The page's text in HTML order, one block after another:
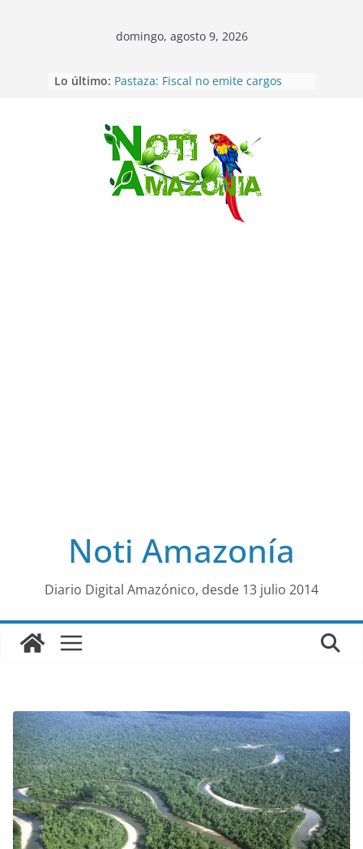
Saltar
al
domingo, agosto 9, 2026
Lo último: Pastaza: Fiscal no emite cargos
con una menor de10 años en
frontera sur
Napo: presunto sicariato en cantón
Archidona
Ecuador: dos jóvenes de 22 años
desaparecidos fueron encontrados
muertos en Puerto lopez
Noti Amazonía
Diario Digital Amazónico, desde 13 julio 2014